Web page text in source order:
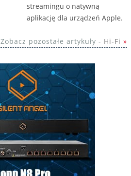
streamingu o natywną
aplikację dla urządzeń Apple.
Zobacz pozostałe artykuły - Hi-Fi